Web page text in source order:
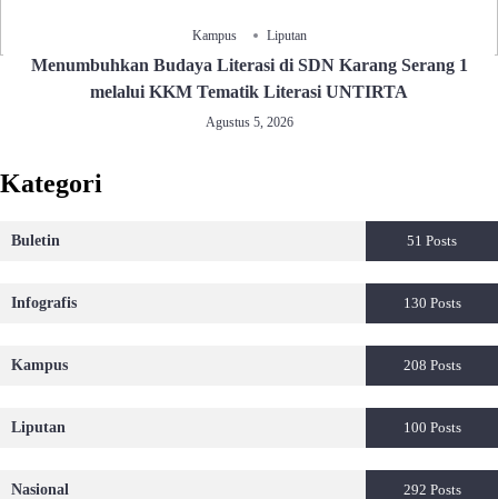
Kampus Liputan
Menumbuhkan Budaya Literasi di SDN Karang Serang 1
melalui KKM Tematik Literasi UNTIRTA
Agustus 5, 2026
Kategori
Buletin 51 Posts
Infografis 130 Posts
Kampus 208 Posts
Liputan 100 Posts
Nasional 292 Posts